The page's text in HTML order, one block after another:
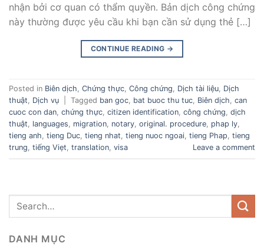
nhận bởi cơ quan có thẩm quyền. Bản dịch công chứng
này thường được yêu cầu khi bạn cần sử dụng thẻ […]
CONTINUE READING →
Posted in Biên dịch Chứng thực Công chứng Dịch tài liệu Dịch
thuật
Dịch vụ Tagged ban goc bat buoc thu tuc Biên dịch can
cuoc con dan chứng thực citizen identification công chứng dịch
thuật
languages migration notary original. procedure phap ly
tieng anh tieng Duc tieng nhat tieng nuoc ngoai tieng Phap tieng
trung tiếng Viẹt translation visa Leave a comment
DANH MỤC